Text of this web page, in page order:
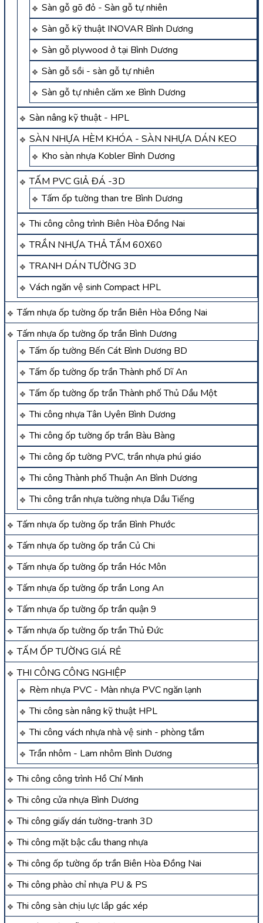
Sàn gỗ gõ đỏ - Sàn gỗ tự nhiên
Sàn gỗ kỹ thuật INOVAR Bình Dương
Sàn gỗ plywood ở tại Bình Dương
Sàn gỗ sồi - sàn gỗ tự nhiên
Sàn gỗ tự nhiên căm xe Bình Dương
Sàn nâng kỹ thuật - HPL
SÀN NHỰA HÈM KHÓA - SÀN NHỰA DÁN KEO
Kho sàn nhựa Kobler Bình Dương
TẤM PVC GIẢ ĐÁ -3D
Tấm ốp tường than tre Bình Dương
Thi công công trình Biên Hòa Đồng Nai
TRẦN NHỰA THẢ TẤM 60X60
TRANH DÁN TƯỜNG 3D
Vách ngăn vệ sinh Compact HPL
Tấm nhựa ốp tường ốp trần Biên Hòa Đồng Nai
Tấm nhựa ốp tường ốp trần Bình Dương
Tấm ốp tường Bến Cát Bình Dương BD
Tấm ốp tường ốp trần Thành phố Dĩ An
Tấm ốp tường ốp trần Thành phố Thủ Dầu Một
Thi công nhựa Tân Uyên Bình Dương
Thi công ốp tường ốp trần Bàu Bàng
Thi công ốp tường PVC, trần nhựa phú giáo
Thi công Thành phố Thuận An Bình Dương
Thi công trần nhựa tường nhựa Dầu Tiếng
Tấm nhựa ốp tường ốp trần Bình Phước
Tấm nhựa ốp tường ốp trần Củ Chi
Tấm nhựa ốp tường ốp trần Hóc Môn
Tấm nhựa ốp tường ốp trần Long An
Tấm nhựa ốp tường ốp trần quận 9
Tấm nhựa ốp tường ốp trần Thủ Đức
TẤM ỐP TƯỜNG GIÁ RẺ
THI CÔNG CÔNG NGHIỆP
Rèm nhựa PVC - Màn nhựa PVC ngăn lạnh
Thi công sàn nâng kỹ thuật HPL
Thi công vách nhựa nhà vệ sinh - phòng tắm
Trần nhôm - Lam nhôm Bình Dương
Thi công công trình Hồ Chí Minh
Thi công cửa nhựa Bình Dương
Thi công giấy dán tường-tranh 3D
Thi công mặt bậc cầu thang nhựa
Thi công ốp tường ốp trần Biên Hòa Đồng Nai
Thi công phào chỉ nhựa PU & PS
Thi công sàn chịu lực lắp gác xép